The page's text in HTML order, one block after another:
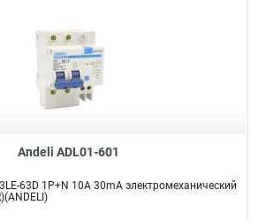
Andeli ADL01-601
63D 1P+N 10А 30mA электромеханический